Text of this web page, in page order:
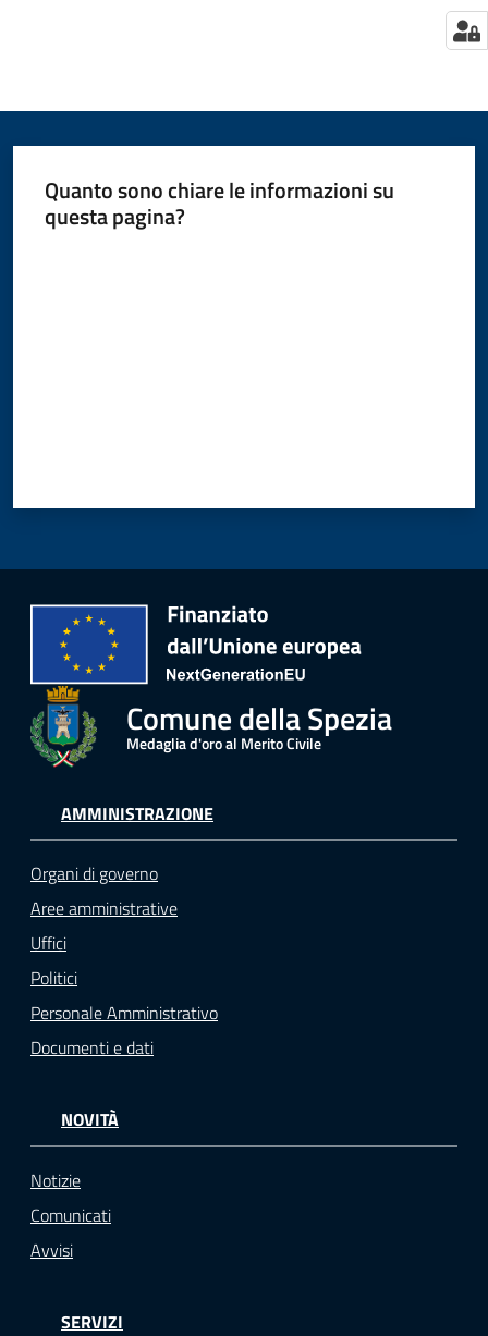
Quanto sono chiare le informazioni su
questa pagina?
Comune della Spezia
Medaglia d'oro al Merito Civile
AMMINISTRAZIONE
Organi di governo
Aree amministrative
Uffici
Politici
Personale Amministrativo
Documenti e dati
NOVITÀ
Notizie
Comunicati
Avvisi
SERVIZI